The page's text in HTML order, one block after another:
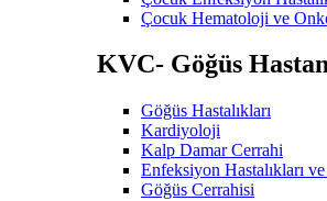
Çocuk Hematoloji ve
KVC- Göğüs
Göğüs Hastalıkları
Kardiyoloji
Kalp Damar Cerrahi
Enfeksiyon Hastalıkları
Göğüs Cerrahisi